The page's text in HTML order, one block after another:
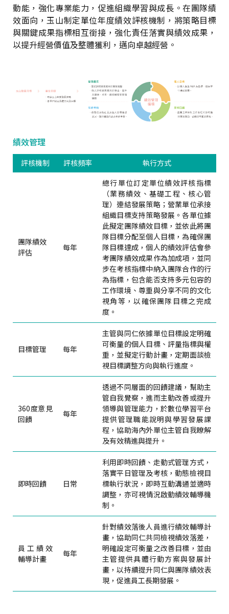
動能，強化專業能力，促進組織學習與成長。在團隊績
效面向，玉山制定單位年度績效評核機制，將策略目標
與關鍵成果指標相互銜接，強化責任落實與績效成果，
以提升經營價值及整體獲利，邁向卓越經營。
績效管理
評核機制 評核頻率 執行方式
團隊績效
評估
每年
總行單位訂定單位績效評核指標
（業務績效、基礎工程、核心管
理）連結發展策略；營業單位承接
組織目標支持策略發展。各單位據
此擬定團隊績效目標，並依此將團
隊目標分配至個人目標，為確保團
隊目標達成，個人的績效評估會參
考團隊績效成果作為加成項，並同
步在考核指標中納入團隊合作的行
為指標，包含能否支持多元包容的
工作環境、尊重與分享不同的文化
視角等，以確保團隊目標之完成
度。
目標管理 每年
主管與同仁依據單位目標設定明確
可衡量的個人目標、評量指標與權
重，並擬定行動計畫，定期面談檢
視目標調整方向與執行進度。
360度意見
回饋
每年
透過不同層面的回饋建議，幫助主
管自我覺察，進而主動改善或提升
領導與管理能力，於數位學習平台
提供管理職能說明與學習發展課
程，協助海內外單位主管自我瞭解
及有效精進與提升。
即時回饋 日常
利用即時回饋、走動式管理方式，
落實平日管理及考核，動態檢視目
標執行狀況，即時互動溝通並適時
調整，亦可視情況啟動績效輔導機
制。
員工績效
輔導計畫
每年
針對績效落後人員進行績效輔導計
畫，協助同仁共同檢視績效落差，
明確設定可衡量之改善目標，並由
主管提供具體行動方案與發展計
畫，以持續提升同仁與團隊績效表
現，促進員工長期發展。